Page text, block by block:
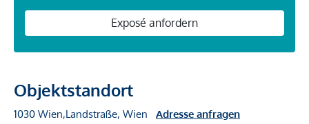
Exposé anfordern
Objektstandort
1030 Wien,Landstraße, Wien Adresse anfragen